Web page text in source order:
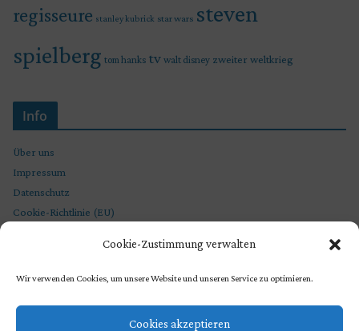
Cookie-Zustimmung verwalten
Wir verwenden Cookies, um unsere Website und unseren Service zu optimieren.
Cookies akzeptieren
regisseure stanley kubrick star wars steven
spielberg tom hanks tv walt disney zweiter weltkrieg
Info
Über uns
Impressum
Datenschutz
Cookie-Richtlinie (EU)